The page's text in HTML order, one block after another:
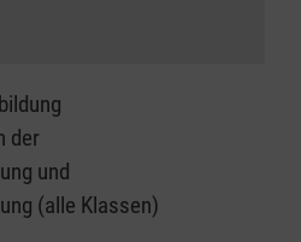
der
und
(alle Klassen)